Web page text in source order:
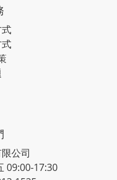
公司
09:00-17:30